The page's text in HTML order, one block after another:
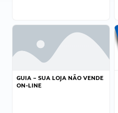
GUIA – SUA LOJA NÃO VENDE
ON-LINE